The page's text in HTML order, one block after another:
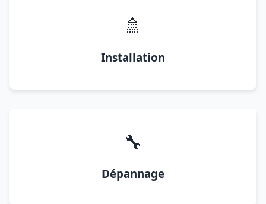
🚿
Installation
🔧
Dépannage